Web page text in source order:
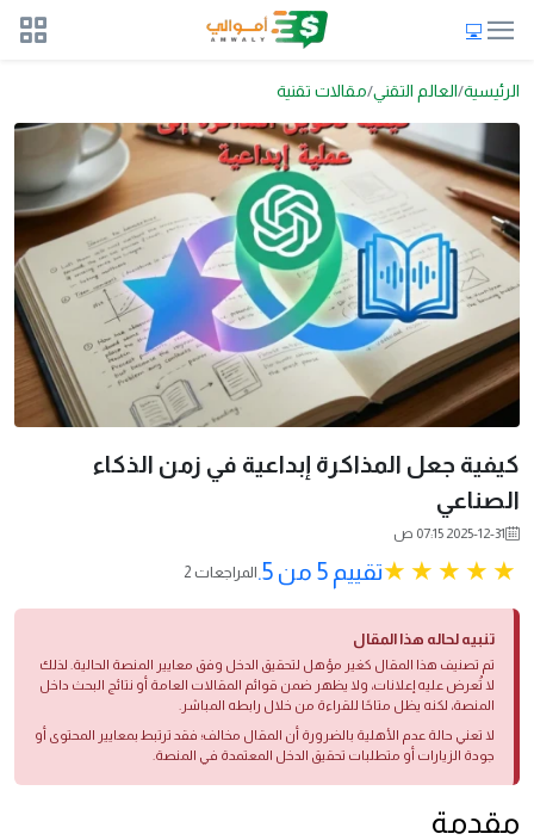
الرئيسية العالم التقني مقالات تقنية
كيفية جعل المذاكرة إبداعية في زمن الذكاء
الصناعي
2025-12-31 07:15 ص
تقييم 5 من 5. 2 المراجعات
تنبيه لحاله هذا المقال
تم تصنيف هذا المقال كغير مؤهل لتحقيق الدخل وفق معايير المنصة الحالية. لذلك
لا تُعرض عليه إعلانات، ولا يظهر ضمن قوائم المقالات العامة أو نتائج البحث داخل
المنصة، لكنه يظل متاحًا للقراءة من خلال رابطه المباشر.
لا تعني حالة عدم الأهلية بالضرورة أن المقال مخالف؛ فقد ترتبط بمعايير المحتوى أو
جودة الزيارات أو متطلبات تحقيق الدخل المعتمدة في المنصة.
مقدمة